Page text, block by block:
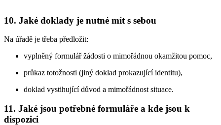
10. Jaké doklady je nutné mít s sebou
Na úřadě je třeba předložit:
vyplněný formulář žádosti o mimořádnou okamžitou pomoc,
průkaz totožnosti (jiný doklad prokazující identitu),
doklad vystihující důvod a mimořádnost situace.
11. Jaké jsou potřebné formuláře a kde jsou k
dispozici